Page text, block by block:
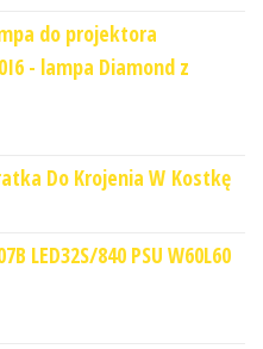
do projektora
- lampa Diamond z
Do Krojenia W Kostkę
LED32S/840 PSU W60L60